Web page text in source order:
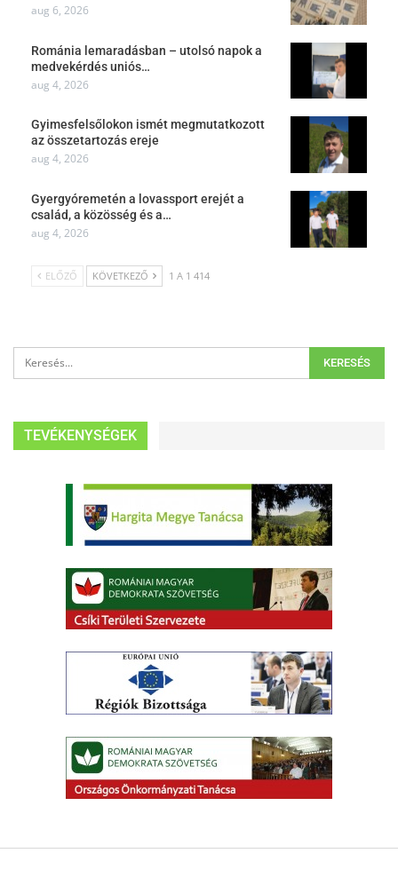
aug 6, 2026
Románia lemaradásban – utolsó napok a
medvekérdés uniós…
aug 4, 2026
Gyimesfelsőlokon ismét megmutatkozott
az összetartozás ereje
aug 4, 2026
Gyergyóremetén a lovassport erejét a
család, a közösség és a…
aug 4, 2026
ELŐZŐ KÖVETKEZŐ 1 A 1 414
TEVÉKENYSÉGEK